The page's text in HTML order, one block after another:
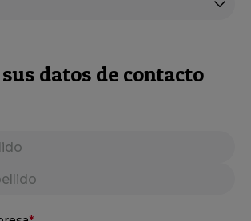
datos de contacto